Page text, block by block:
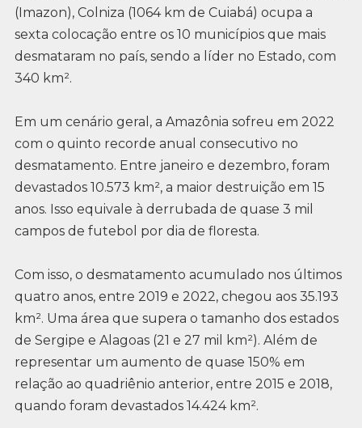
(Imazon), Colniza (1064 km de Cuiabá) ocupa a
sexta colocação entre os 10 municípios que mais
desmataram no país, sendo a líder no Estado, com
340 km².
Em um cenário geral, a Amazônia sofreu em 2022
com o quinto recorde anual consecutivo no
desmatamento. Entre janeiro e dezembro, foram
devastados 10.573 km², a maior destruição em 15
anos. Isso equivale à derrubada de quase 3 mil
campos de futebol por dia de floresta.
Com isso, o desmatamento acumulado nos últimos
quatro anos, entre 2019 e 2022, chegou aos 35.193
km². Uma área que supera o tamanho dos estados
de Sergipe e Alagoas (21 e 27 mil km²). Além de
representar um aumento de quase 150% em
relação ao quadriênio anterior, entre 2015 e 2018,
quando foram devastados 14.424 km².